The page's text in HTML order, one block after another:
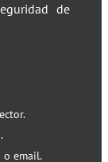
de
o email.